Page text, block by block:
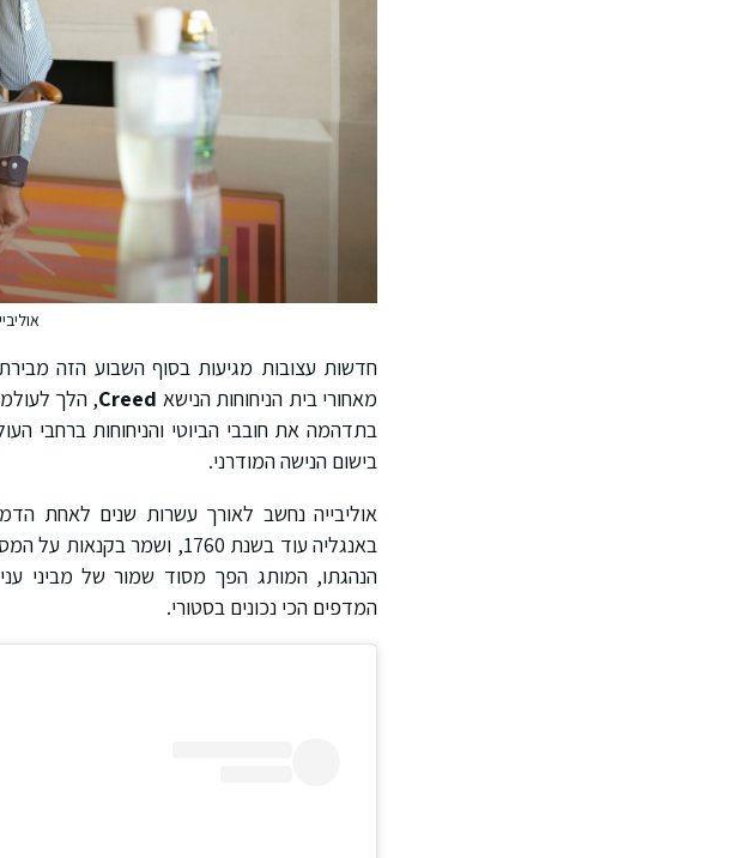
חדשות עצובות מגיעות בסוף השבוע הזה
מאחורי בית הניחוחות הנישא Creed
בתדהמה את חובבי הביוטי והניחוחות ברחבי
בישום הנישה המודרני.
אוליבייה נחשב לאורך עשרות שנים לאחת
הנהגתו, המותג הפך מסוד שמור של מביני
המדפים הכי נכונים בסטורי.